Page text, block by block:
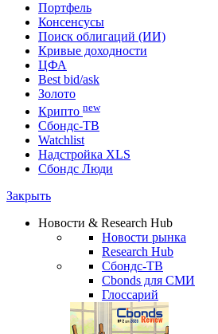
Портфель
Консенсусы
Поиск облигаций (ИИ)
Кривые доходности
ЦФА
Best bid/ask
Золото
Крипто new
Сбондс-ТВ
Watchlist
Надстройка XLS
Сбондс Люди
Закрыть
Новости & Research Hub
Новости рынка
Research Hub
Сбондс-ТВ
Cbonds для СМИ
Глоссарий